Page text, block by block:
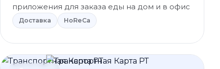
приложения для заказа еды на дом и в офис
Доставка HoReCa